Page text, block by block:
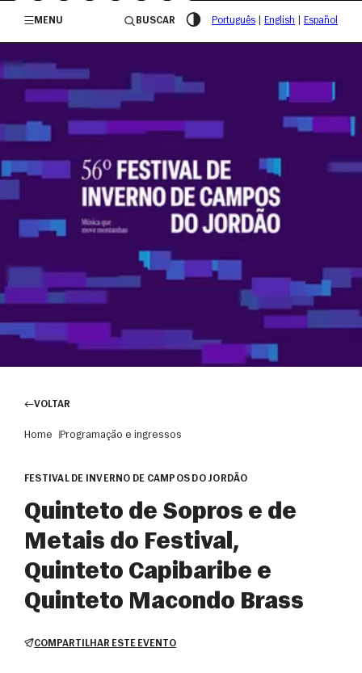
/governosp
MENU
BUSCAR Português English Español
VOLTAR
Home Programação e ingressos
FESTIVAL DE INVERNO DE CAMPOS DO JORDÃO
Quinteto de Sopros e de
Metais do Festival,
Quinteto Capibaribe e
Quinteto Macondo Brass
COMPARTILHAR ESTE EVENTO